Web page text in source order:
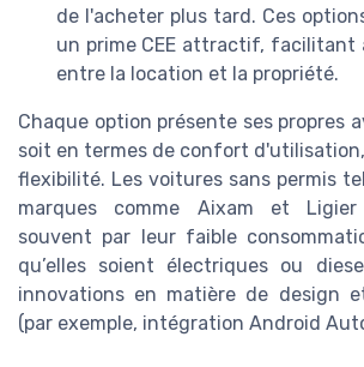
de l'acheter plus tard. Ces
un prime CEE attractif, facilitant
entre la location et la propriété.
Chaque option présente ses propres
soit en termes de confort
flexibilité. Les voitures sans permis
marques comme Aixam et
souvent par leur faible
qu’elles soient électriques ou
innovations en matière de design
(par exemple, intégration Android